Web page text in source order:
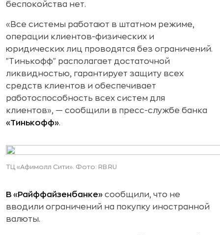
беспокойства нет.
«Все системы работают в штатном режиме,
операции клиентов-физических и
юридических лиц проводятся без ограничений.
"Тинькофф" располагает достаточной
ликвидностью, гарантирует защиту всех
средств клиентов и обеспечивает
работоспособность всех систем для
клиентов», — сообщили в пресс-службе банка
«Тинькофф».
ТЦ «Афимолл Сити». Фото: RB.RU
В «Райффайзенбанке» сообщили, что не
вводили ограничений на покупку иностранной
валюты.